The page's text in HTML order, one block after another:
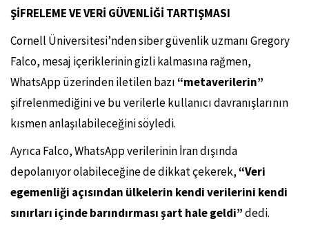
ŞİFRELEME VE VERİ GÜVENLİĞİ TARTIŞMASI
Cornell Üniversitesi’nden siber güvenlik uzmanı Gregory
Falco, mesaj içeriklerinin gizli kalmasına rağmen,
WhatsApp üzerinden iletilen bazı“metaverilerin”
şifrelenmediğini ve bu verilerle kullanıcı davranışlarının
kısmen anlaşılabileceğini söyledi.
Ayrıca Falco, WhatsApp verilerinin İran dışında
depolanıyor olabileceğine de dikkat çekerek,“Veri
egemenliği açısından ülkelerin kendi verilerini kendi
sınırları içinde barındırması şart hale geldi”dedi.